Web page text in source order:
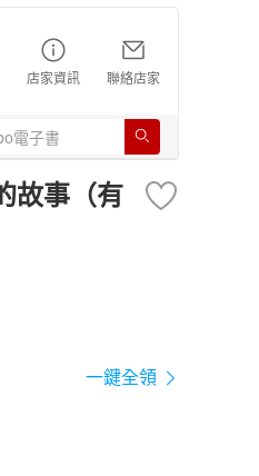
店家資訊 聯絡店家
故事（有
一鍵全領